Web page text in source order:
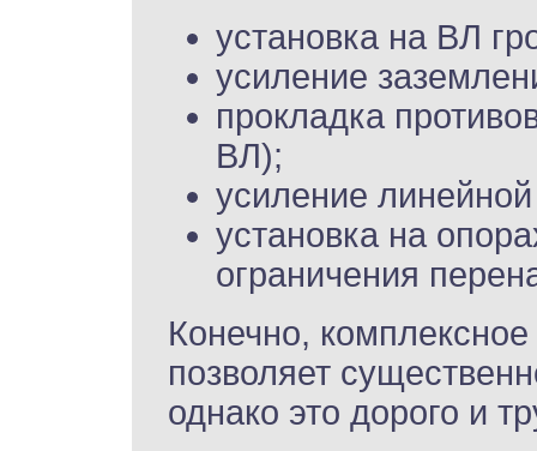
установка на ВЛ
усиление
прокладка
ВЛ);
усиление
установка на
ограничения
Конечно,
позволяет
однако это дорого и